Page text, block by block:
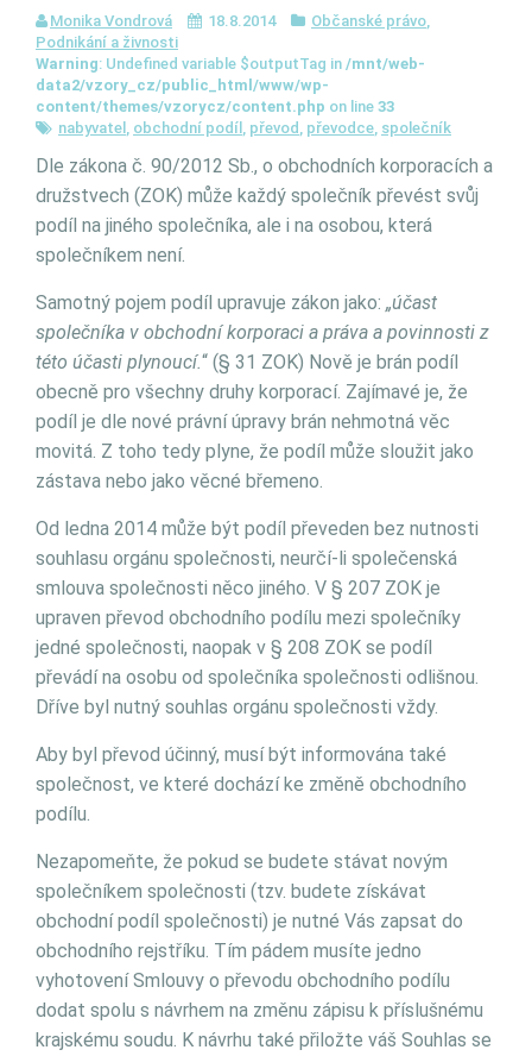
Monika Vondrová 18.8.2014 Občanské právo,
Podnikání a živnosti
Warning: Undefined variable $outputTag in /mnt/web-
data2/vzory_cz/public_html/www/wp-
content/themes/vzorycz/content.php on line 33
nabyvatel , obchodní podíl , převod , převodce, společník
Dle zákona č. 90/2012 Sb., o obchodních korporacích a
družstvech (ZOK) může každý společník převést svůj
podíl na jiného společníka, ale i na osobou, která
společníkem není.
Samotný pojem podíl upravuje zákon jako: „účast
společníka v obchodní korporaci a práva a povinnosti z
této účasti plynoucí.“ (§ 31 ZOK) Nově je brán podíl
obecně pro všechny druhy korporací. Zajímavé je, že
podíl je dle nové právní úpravy brán nehmotná věc
movitá. Z toho tedy plyne, že podíl může sloužit jako
zástava nebo jako věcné břemeno.
Od ledna 2014 může být podíl převeden bez nutnosti
souhlasu orgánu společnosti, neurčí-li společenská
smlouva společnosti něco jiného. V § 207 ZOK je
upraven převod obchodního podílu mezi společníky
jedné společnosti, naopak v § 208 ZOK se podíl
převádí na osobu od společníka společnosti odlišnou.
Dříve byl nutný souhlas orgánu společnosti vždy.
Aby byl převod účinný, musí být informována také
společnost, ve které dochází ke změně obchodního
podílu.
Nezapomeňte, že pokud se budete stávat novým
společníkem společnosti (tzv. budete získávat
obchodní podíl společnosti) je nutné Vás zapsat do
obchodního rejstříku. Tím pádem musíte jedno
vyhotovení Smlouvy o převodu obchodního podílu
dodat spolu s návrhem na změnu zápisu k příslušnému
krajskému soudu. K návrhu také přiložte váš Souhlas se